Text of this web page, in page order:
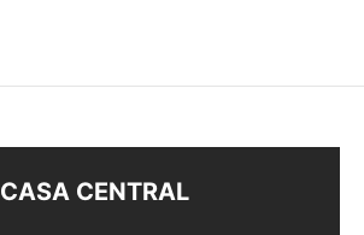
CASA CENTRAL